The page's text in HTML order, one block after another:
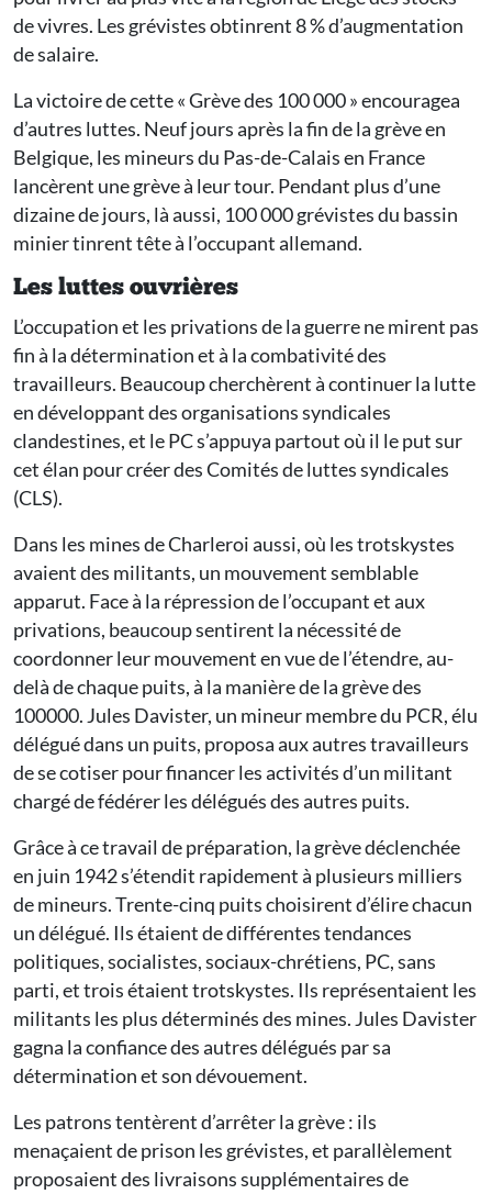
de vivres. Les grévistes obtinrent 8 % d’augmentation
de salaire.
La victoire de cette « Grève des 100 000 » encouragea
d’autres luttes. Neuf jours après la fin de la grève en
Belgique, les mineurs du Pas-de-Calais en France
lancèrent une grève à leur tour. Pendant plus d’une
dizaine de jours, là aussi, 100 000 grévistes du bassin
minier tinrent tête à l’occupant allemand.
Les luttes ouvrières
L’occupation et les privations de la guerre ne mirent pas
fin à la détermination et à la combativité des
travailleurs. Beaucoup cherchèrent à continuer la lutte
en développant des organisations syndicales
clandestines, et le PC s’appuya partout où il le put sur
cet élan pour créer des Comités de luttes syndicales
(CLS).
Dans les mines de Charleroi aussi, où les trotskystes
avaient des militants, un mouvement semblable
apparut. Face à la répression de l’occupant et aux
privations, beaucoup sentirent la nécessité de
coordonner leur mouvement en vue de l’étendre, au-
delà de chaque puits, à la manière de la grève des
100000. Jules Davister, un mineur membre du PCR, élu
délégué dans un puits, proposa aux autres travailleurs
de se cotiser pour financer les activités d’un militant
chargé de fédérer les délégués des autres puits.
Grâce à ce travail de préparation, la grève déclenchée
en juin 1942 s’étendit rapidement à plusieurs milliers
de mineurs. Trente-cinq puits choisirent d’élire chacun
un délégué. Ils étaient de différentes tendances
politiques, socialistes, sociaux-chrétiens, PC, sans
parti, et trois étaient trotskystes. Ils représentaient les
militants les plus déterminés des mines. Jules Davister
gagna la confiance des autres délégués par sa
détermination et son dévouement.
Les patrons tentèrent d’arrêter la grève : ils
menaçaient de prison les grévistes, et parallèlement
proposaient des livraisons supplémentaires de